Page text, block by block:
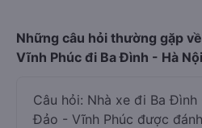
Những câu hỏi thường gặp
Vĩnh Phúc đi Ba Đình - Hà Nội
Câu hỏi: Nhà xe đi Ba
Đảo - Vĩnh Phúc được